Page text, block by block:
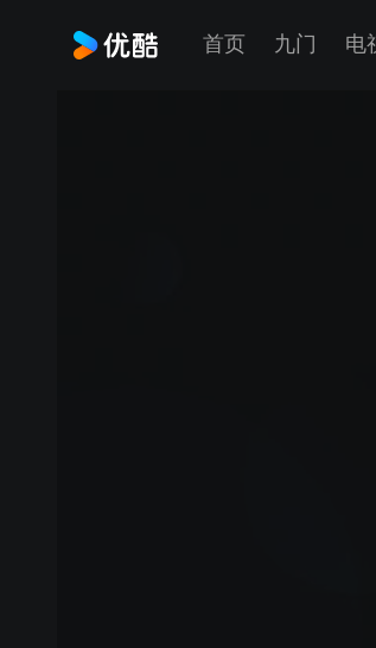
首页 九门 电